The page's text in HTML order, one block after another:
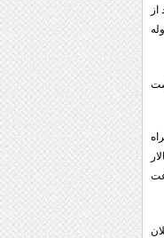
از
با قرارداد ۱۹۱۹ و وثوق الدوله